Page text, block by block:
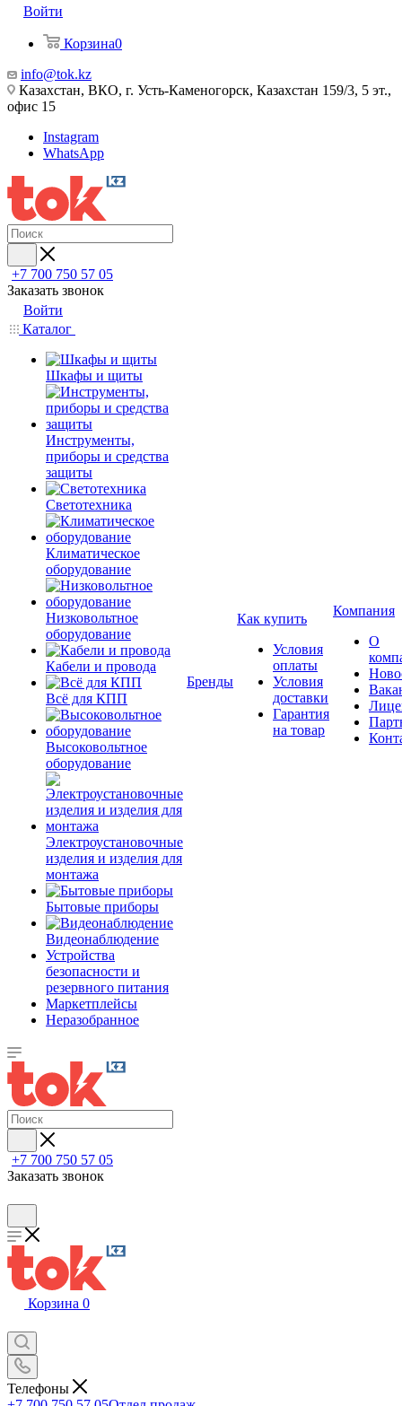
Войти
Корзина0
info@tok.kz
Казахстан, ВКО, г. Усть-Каменогорск, Казахстан 159/3, 5 эт.,
офис 15
Instagram
WhatsApp
+7 700 750 57 05
Заказать звонок
Войти
Каталог
Шкафы и щиты
Инструменты,
приборы и средства
защиты
Светотехника
Климатическое
оборудование
Низковольтное
оборудование
Кабели и провода
Всё для КПП
Высоковольтное
оборудование
Электроустановочные
изделия и изделия для
монтажа
Бытовые приборы
Видеонаблюдение
Устройства
безопасности и
резервного питания
Маркетплейсы
Неразобранное
Бренды
Как купить
Условия
оплаты
Условия
доставки
Гарантия
на товар
Компания
О
+7 700 750 57 05
Заказать звонок
Корзина 0
Телефоны